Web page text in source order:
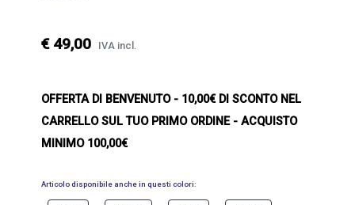
€ 49,00 IVA incl.
OFFERTA DI BENVENUTO- 10,00€ DI SCONTO NEL
CARRELLO SUL TUO PRIMO ORDINE - ACQUISTO
MINIMO 100,00€
Articolo disponibile anche in questi colori: